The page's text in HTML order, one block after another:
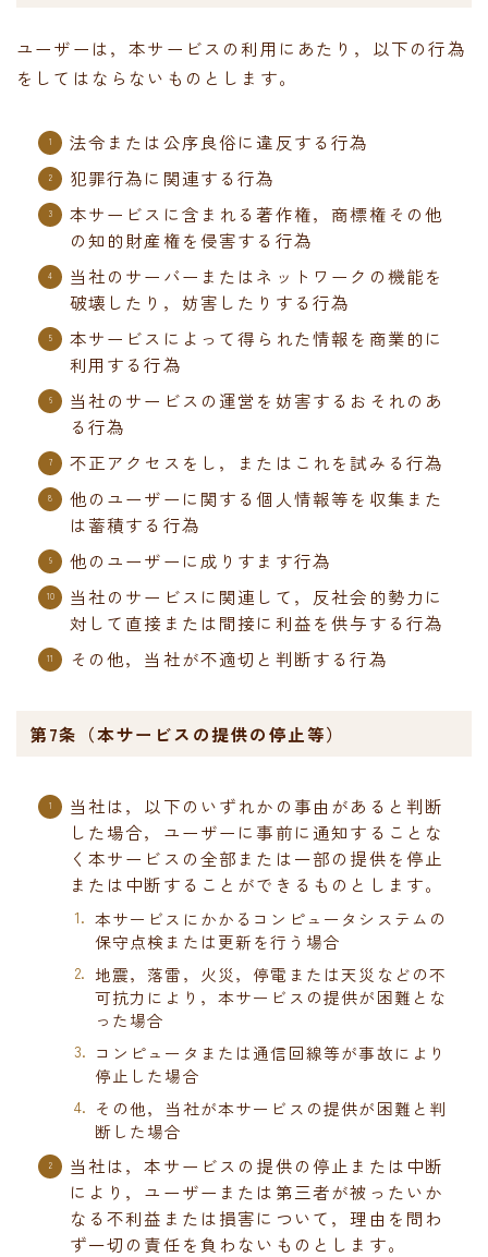
ユーザーは，本サービスの利用にあたり，以下の行為
をしてはならないものとします。
法令または公序良俗に違反する行為
犯罪行為に関連する行為
本サービスに含まれる著作権，商標権その他
の知的財産権を侵害する行為
当社のサーバーまたはネットワークの機能を
破壊したり，妨害したりする行為
本サービスによって得られた情報を商業的に
利用する行為
当社のサービスの運営を妨害するおそれのあ
る行為
不正アクセスをし，またはこれを試みる行為
他のユーザーに関する個人情報等を収集また
は蓄積する行為
他のユーザーに成りすます行為
当社のサービスに関連して，反社会的勢力に
対して直接または間接に利益を供与する行為
その他，当社が不適切と判断する行為
第7条（本サービスの提供の停止等）
当社は，以下のいずれかの事由があると判断
した場合，ユーザーに事前に通知することな
く本サービスの全部または一部の提供を停止
または中断することができるものとします。
本サービスにかかるコンピュータシステムの
保守点検または更新を行う場合
地震，落雷，火災，停電または天災などの不
可抗力により，本サービスの提供が困難とな
った場合
コンピュータまたは通信回線等が事故により
停止した場合
その他，当社が本サービスの提供が困難と判
断した場合
当社は，本サービスの提供の停止または中断
により，ユーザーまたは第三者が被ったいか
なる不利益または損害について，理由を問わ
ず一切の責任を負わないものとします。